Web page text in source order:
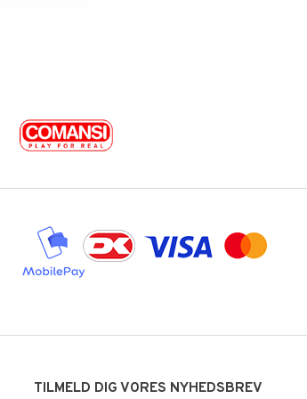
TILMELD DIG VORES NYHEDSBREV